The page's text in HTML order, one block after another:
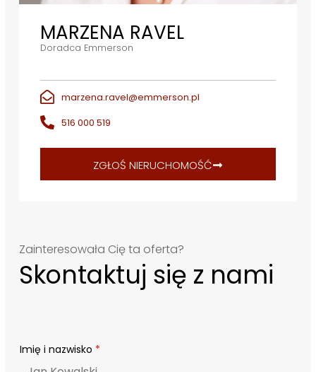
MARZENA RAVEL
Doradca Emmerson
marzena.ravel@emmerson.pl
516 000 519
ZGŁOŚ NIERUCHOMOŚĆ
Zainteresowała Cię ta oferta?
Skontaktuj się z nami
Imię i nazwisko *